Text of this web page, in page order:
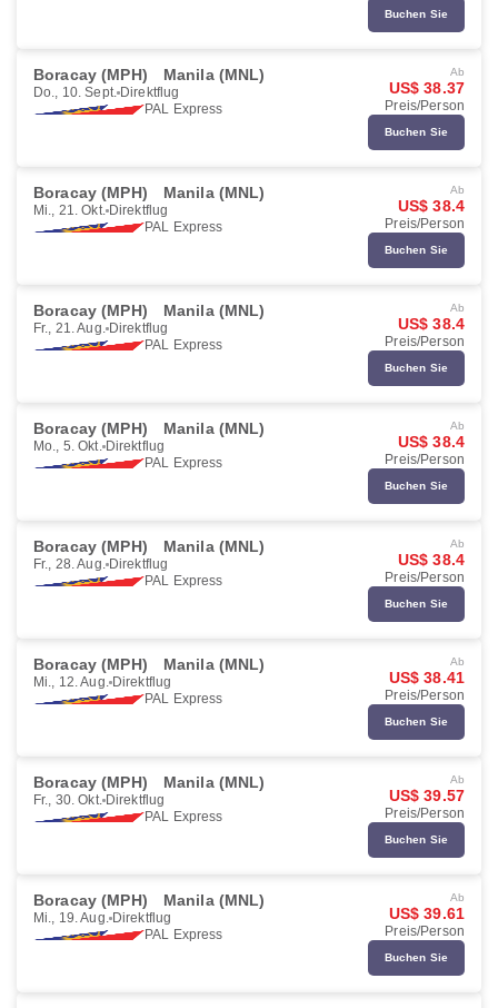
Buchen Sie
Boracay (MPH) Manila (MNL)
Do., 10. Sept. Direktflug
PAL Express
Ab
US$ 38.37
Preis/Person
Buchen Sie
Boracay (MPH) Manila (MNL)
Mi., 21. Okt. Direktflug
PAL Express
Ab
US$ 38.4
Preis/Person
Buchen Sie
Boracay (MPH) Manila (MNL)
Fr., 21. Aug. Direktflug
PAL Express
Ab
US$ 38.4
Preis/Person
Buchen Sie
Boracay (MPH) Manila (MNL)
Mo., 5. Okt. Direktflug
PAL Express
Ab
US$ 38.4
Preis/Person
Buchen Sie
Boracay (MPH) Manila (MNL)
Fr., 28. Aug. Direktflug
PAL Express
Ab
US$ 38.4
Preis/Person
Buchen Sie
Boracay (MPH) Manila (MNL)
Mi., 12. Aug. Direktflug
PAL Express
Ab
US$ 38.41
Preis/Person
Buchen Sie
Boracay (MPH) Manila (MNL)
Fr., 30. Okt. Direktflug
PAL Express
Ab
US$ 39.57
Preis/Person
Buchen Sie
Boracay (MPH) Manila (MNL)
Mi., 19. Aug. Direktflug
PAL Express
Ab
US$ 39.61
Preis/Person
Buchen Sie